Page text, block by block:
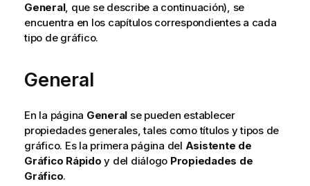
General, que se describe a continuación), se
encuentra en los capítulos correspondientes a cada
tipo de gráfico.
General
En la página General se pueden establecer
propiedades generales, tales como títulos y tipos de
gráfico. Es la primera página del Asistente de
Gráfico Rápido y del diálogo Propiedades de
Gráfico.